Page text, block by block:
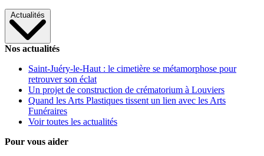
Actualités
Nos actualités
Saint-Juéry-le-Haut : le cimetière se métamorphose pour
retrouver son éclat
Un projet de construction de crématorium à Louviers
Quand les Arts Plastiques tissent un lien avec les Arts
Funéraires
Voir toutes les actualités
Pour vous aider